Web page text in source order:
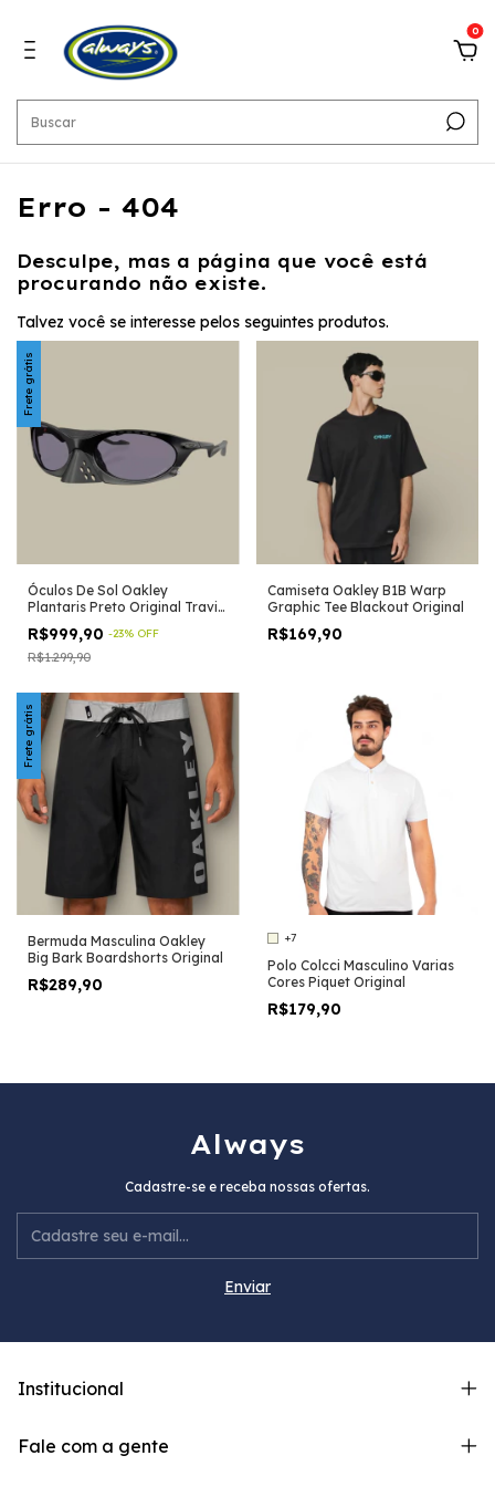
0
Erro - 404
Desculpe, mas a página que você est
procurando não existe.
Talvez você se interesse pelos seguintes produtos.
Frete grátis
Óculos De Sol Oakley
Plantaris Preto Original Travis
R$999,90 -23% OFF
R$1.299,90
Camiseta Oakley B1B Warp
Graphic Tee Blackout Original
R$169,90
Frete grátis
Bermuda Masculina Oakley
Big Bark Boardshorts Original
R$289,90
+7
Polo Colcci Masculino Varias
Cores Piquet Original
R$179,90
Always
Cadastre-se e receba nossas ofertas.
Institucional
Fale com a gente